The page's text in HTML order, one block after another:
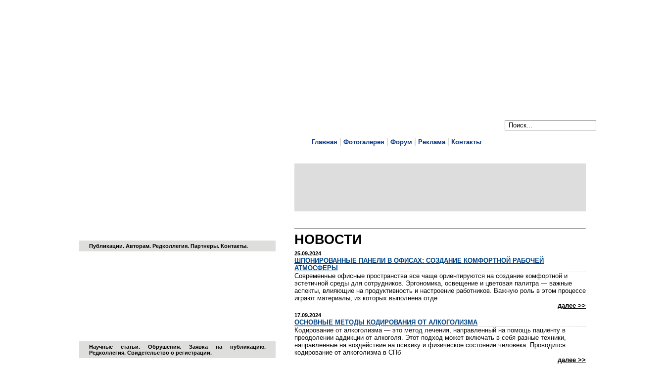
Главная Фотогалерея Форум Реклама Контакты
Публикации. Авторам. Редколлегия. Партнеры. Контакты.
Научные статьи. Обрушения. Заявка на публикацию.
Редколлегия. Свидетельство о регистрации.
НОВОСТИ
25.09.2024
ШПОНИРОВАННЫЕ ПАНЕЛИ В ОФИСАХ: СОЗДАНИЕ КОМФОРТНОЙ РАБОЧЕЙ
АТМОСФЕРЫ
Современные офисные пространства все чаще ориентируются на создание комфортной и
эстетичной среды для сотрудников. Эргономика, освещение и цветовая палитра — важные
аспекты, влияющие на продуктивность и настроение работников. Важную роль в этом процессе
играют материалы, из которых выполнена отде
далее >>
17.09.2024
ОСНОВНЫЕ МЕТОДЫ КОДИРОВАНИЯ ОТ АЛКОГОЛИЗМА
Кодирование от алкоголизма — это метод лечения, направленный на помощь пациенту в
преодолении аддикции от алкоголя. Этот подход может включать в себя разные техники,
направленные на воздействие на психику и физическое состояние человека. Проводится
кодирование от алкоголизма в СПб
далее >>